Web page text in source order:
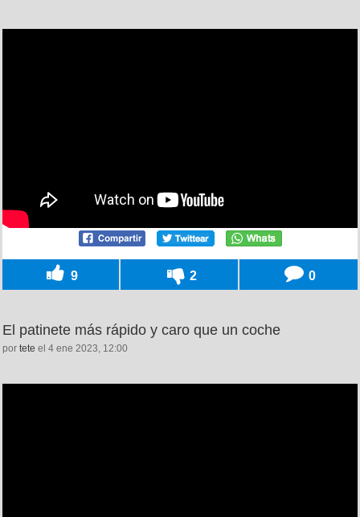
9 2 0
El patinete más rápido y caro que un coche
por tete el 4 ene 2023, 12:00